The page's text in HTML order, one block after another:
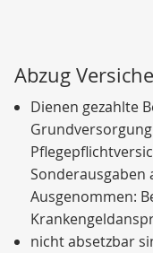
Abzug
Dienen gezahlte
Sonderausgaben
Ausgenommen:
nicht absetzbar